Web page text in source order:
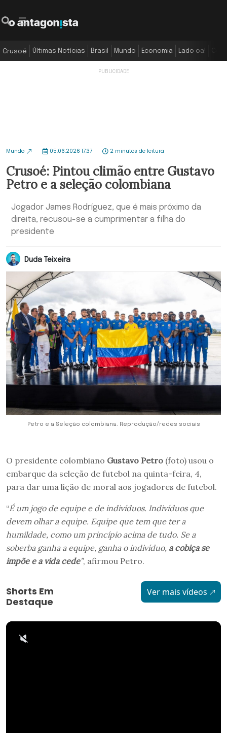
Crusoé Últimas Notícias Brasil Mundo Economia Lado oa!
Mundo 05.06.2026 17:37 2 minutos de leitura
Crusoé: Pintou climão entre Gustavo
Petro e a seleção colombiana
Jogador James Rodríguez, que é mais próximo da
direita, recusou-se a cumprimentar a filha do
presidente
Duda Teixeira
Petro e a Seleção colombiana. Reprodução/redes sociais
O presidente colombiano Gustavo Petro (foto) usou o
embarque da seleção de futebol na quinta-feira, 4,
para dar uma lição de moral aos jogadores de futebol.
“É um jogo de equipe e de indivíduos. Indivíduos que
devem olhar a equipe. Equipe que tem que ter a
humildade, como um princípio acima de tudo. Se a
soberba ganha a equipe, ganha o indivíduo, a cobiça se
impõe e a vida cede”, afirmou Petro.
Shorts Em
Destaque
Ver mais vídeos